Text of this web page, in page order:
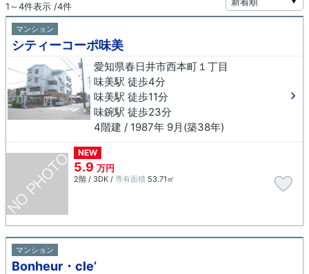
1～4件表示 /4件
マンション
シティーコーポ味美
愛知県春日井市西本町１丁目
味美駅 徒歩4分
味美駅 徒歩11分
味鋺駅 徒歩23分
4階建 / 1987年 9月(築38年)
NEW
5.9 万円
2階 / 3DK / 専有面積 53.71㎡
マンション
Bonheur・cle’